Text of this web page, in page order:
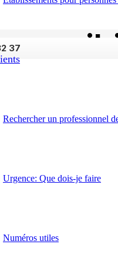
37
Rechercher un professionnel
Urgence: Que dois-je faire
Numéros utiles
le 24
pour une action de
a animé cette session
l’insuffisance cardiaque :